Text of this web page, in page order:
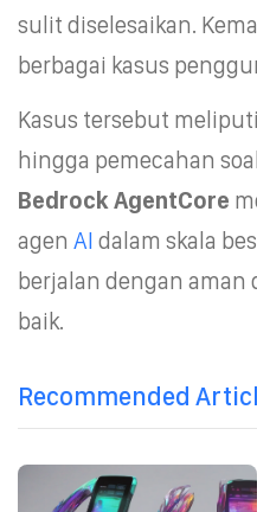
sulit diselesaikan.
berbagai kasus
Kasus tersebut
hingga pemecahan
Bedrock AgentCore
agen AI dalam skala
berjalan dengan
baik.
Recommended